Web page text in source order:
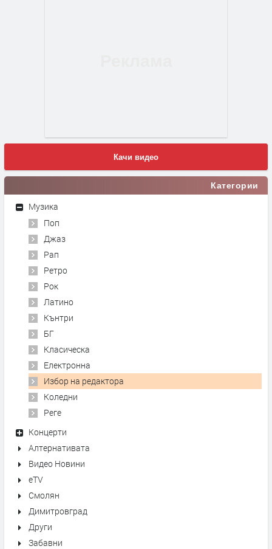
Качи видео
Категории
Музика
Поп
Джаз
Рап
Ретро
Рок
Латино
Кънтри
БГ
Класическа
Електронна
Избор на редактора
Коледни
Реге
Концерти
Алтернативата
Видео Новини
eTV
Смолян
Димитровград
Други
Забавни